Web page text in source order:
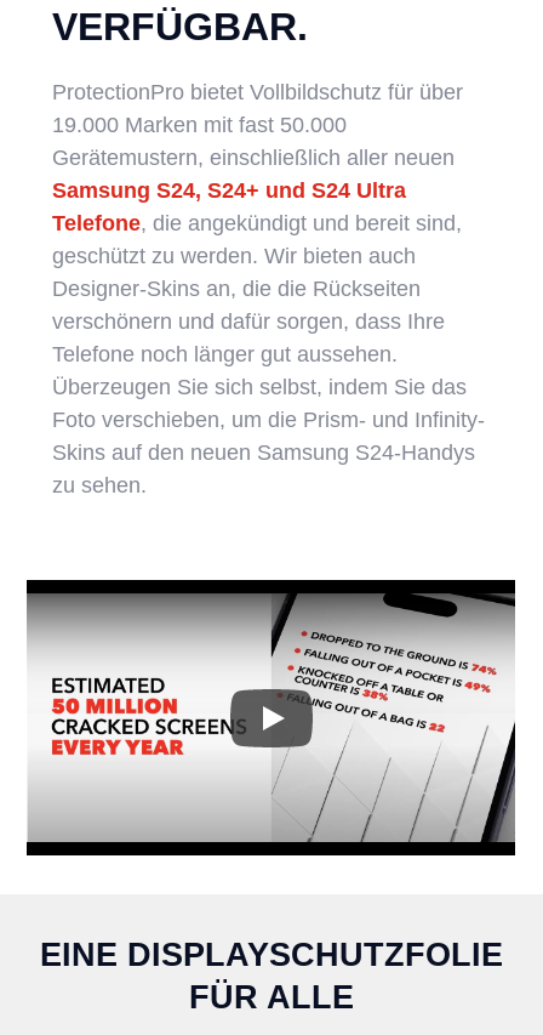
VERFÜGBAR.
ProtectionPro bietet Vollbildschutz für über
19.000 Marken mit fast 50.000
Gerätemustern, einschließlich aller neuen
Samsung S24, S24+ und S24 Ultra
Telefone, die angekündigt und bereit sind,
geschützt zu werden. Wir bieten auch
Designer-Skins an, die die Rückseiten
verschönern und dafür sorgen, dass Ihre
Telefone noch länger gut aussehen.
Überzeugen Sie sich selbst, indem Sie das
Foto verschieben, um die Prism- und Infinity-
Skins auf den neuen Samsung S24-Handys
zu sehen.
EINE DISPLAYSCHUTZFOLIE
FÜR ALLE